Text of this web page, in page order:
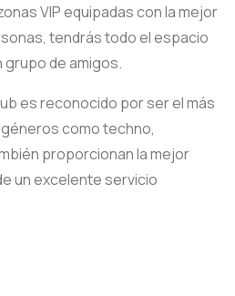
VIP equipadas con la mejor
tendrás todo el espacio
de amigos.
es reconocido por ser el más
como techno,
proporcionan la mejor
un excelente servicio